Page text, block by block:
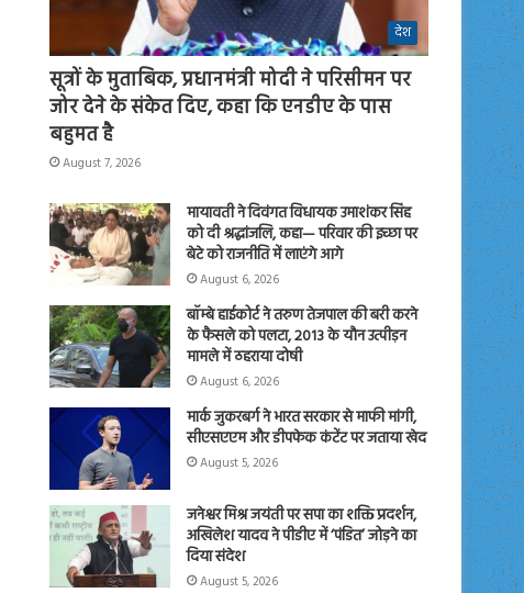
देश
सूत्रों के मुताबिक, प्रधानमंत्री मोदी ने परिसीमन पर
जोर देने के संकेत दिए, कहा कि एनडीए के पास
बहुमत है
August 7, 2026
मायावती ने दिवंगत विधायक उमाशंकर सिंह
को दी श्रद्धांजलि, कहा— परिवार की इच्छा पर
बेटे को राजनीति में लाएंगे आगे
August 6, 2026
बॉम्बे हाईकोर्ट ने तरुण तेजपाल की बरी करने
के फैसले को पलटा, 2013 के यौन उत्पीड़न
मामले में ठहराया दोषी
August 6, 2026
मार्क जुकरबर्ग ने भारत सरकार से माफी मांगी,
सीएसएएम और डीपफेक कंटेंट पर जताया खेद
August 5, 2026
जनेश्वर मिश्र जयंती पर सपा का शक्ति प्रदर्शन,
अखिलेश यादव ने पीडीए में ‘पंडित’ जोड़ने का
दिया संदेश
August 5, 2026